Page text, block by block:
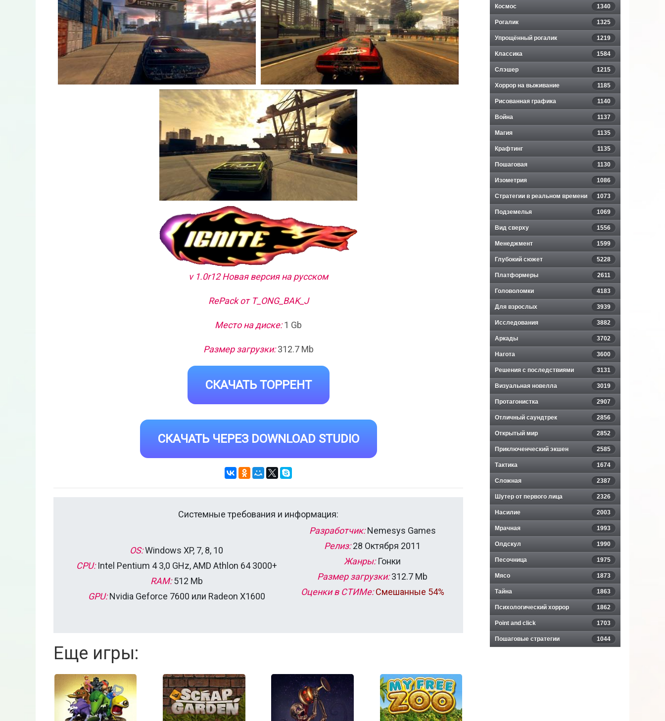
v 1.0r12 Новая версия на русском
RePack от T_ONG_BAK_J
Место на диске:1 Gb
Размер загрузки:312.7 Mb
СКАЧАТЬ ТОРРЕНТ
СКАЧАТЬ ЧЕРЕЗ DOWNLOAD STUDIO
Системные требования и информация:
OS:Windows XP, 7, 8, 10
CPU:Intel Pentium 4 3,0 GHz, AMD Athlon 64 3000+
RAM:512 Mb
GPU:Nvidia Geforce 7600 или Radeon Х1600
Разработчик:Nemesys Games
Релиз:28 Октября 2011
Жанры:Гонки
Размер загрузки:312.7 Mb
Оценки в СТИМе: Смешанные 54%
Еще игры:
Космос 1340
Рогалик 1325
Упрощённый рогалик 1219
Классика 1584
Слэшер 1215
Хоррор на выживание 1185
Рисованная графика 1140
Война 1137
Магия 1135
Крафтинг 1135
Пошаговая 1130
Изометрия 1086
Стратегии в реальном времени 1073
Подземелья 1069
Вид сверху 1556
Менеджмент 1599
Глубокий сюжет 5228
Платформеры 2611
Головоломки 4183
Для взрослых 3939
Исследования 3882
Аркады 3702
Нагота 3600
Решения с последствиями 3131
Визуальная новелла 3019
Протагонистка 2907
Отличный саундтрек 2856
Открытый мир 2852
Приключенческий экшен 2585
Тактика 1674
Сложная 2387
Шутер от первого лица 2326
Насилие 2003
Мрачная 1993
Олдскул 1990
Песочница 1975
Мясо 1873
Тайна 1863
Психологический хоррор 1862
Point and click 1703
Пошаговые стратегии 1044